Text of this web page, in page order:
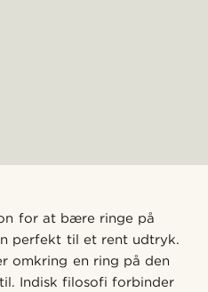
for at bære ringe på
perfekt til et rent udtryk.
omkring en ring på den
Indisk filosofi forbinder